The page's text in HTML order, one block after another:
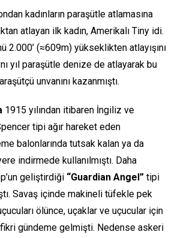
kadınların paraşütle atlamasına
atlayan ilk kadın, Amerikalı Tiny idi.
2.000’ (≈609m) yükseklikten atlayışını
yıl paraşütle denize de atlayarak bu
unvanını kazanmıştı.
1915 yılından itibaren İngiliz ve
tipi ağır hareket eden
balonlarında tutsak kalan ya da
indirmede kullanılmıştı. Daha
geliştirdiği “Guardian Angel” tipi
Savaş içinde makineli tüfekle pek
ölünce, uçaklar ve uçucular için
fikri gündeme gelmişti. Nedense askeri